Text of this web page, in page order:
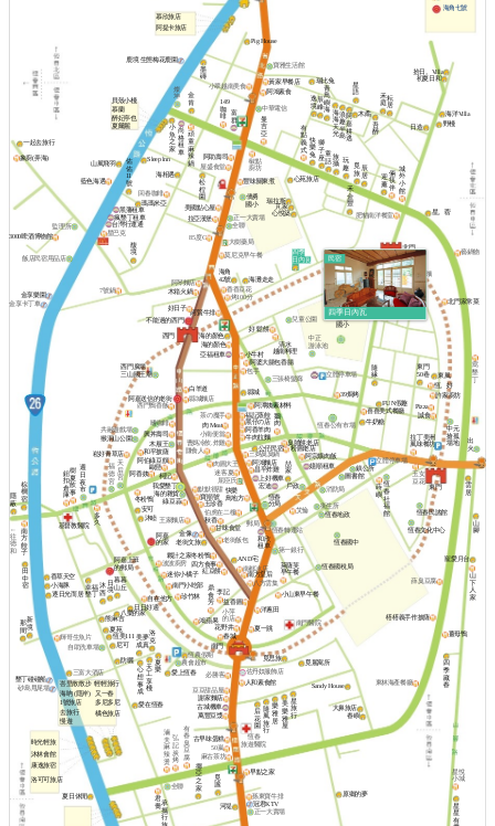
民宿
四季日內瓦
海角七號
中華電信
富
群
149
咖
啡
燦
坤
尚
格
租
車
慕蘭
美國點心屋
薑母鴨
拉亞漢堡
85度C
瑪瑪米亞
黑藩租車
木箱火鍋
山風飛羽
藍色海遇
監理所
初夏日和
僑勇
國小
正一大賣場
全聯
莫尼克早午餐
四季
日內瓦
不能過的西門
北門戰車
北門
西門
海的顏色
海的顏色
亞福租車
兒童公園 恆春
國小
中正
游泳池
清水
越南料理
小牛村
阿賢牛排
包手
縣城
立體停車場
39焗烤
恆春公有市場
福記蒸餃
黑仔の店
阿香羊肉
阿鴻麵店
宏迪 戶政
恆春
分局
東門
50巷 東風
中元
搶孤
場地
出
火
東門
星
星
有
鎮公所
圖書館
消防局
衛生所
恆春地政
艾倫
恆春國中
恆春轉運站
恆春國稅局
小山東早午餐
第一銀行
南門醫院
白羊道
屈臣氏
秋香
和欣
租車
老街飯包
南方皇后
西門廣場
三山國王廟
阿嘉送信的老街
木屐王
阿伯綠豆饌
天
后
宮
週
日
夜
市
基督教醫院
幸福
墾丁
阿嘉上班
的郵局
阿嘉
的家
柯記
我愛墾丁
綠豆蒜
王家麵店
金像
夥計之家冬粉鴨
珍竹林
李記
鴻蘋果
海相遇
郵局
南都冰店
農會超市
恆農假期
南門
佐丹奴服飾店
人和素食館
豆豆甜品屋
謝家麵店
古城機車
萬豐豆漿
恆春
旅遊醫院
豐味關東煮
古早味蛋糕
全聯
砂島甩尾場
夏日休閒
河堤
冠君KTV
正一大賣場
原鄉的夢
50嵐
城
外
小
館
君
喬
1號旅店
美夢
成真
粉圓老店
臭脯餅老店
星
旅
行
樂
雅
居
歐戀
墨
磚
鹿境 生態梅花鹿園
瘋墾丁租車
好日子
夏苑
輕輕旅行
愛上恆春
野棧
慢遊
3000啤酒博物館
沐睦
北門家常菜
Zero+
時光輕旅
崧好青草店
墾丁碰碰船
覓思旅
去旅行
迎
薰
沐林會館
四
季
藏
春
寶順號
玉珍香
快樂
鳥地方
阿婆大腸包香腸
南
方
餃
子
益香圓
承
攜
行
田
中
宿
花野井
佑
佑
11
號
公仔民宿
黃家早餐店
早點之家
夏一跳
洋蔥田
恆。好
阿潭姨素材料
多
久
恆美111
冬粉鴨
牛肉拉麵
天
工
享
棧
夏
樂
心
想
事
成
南門小吃部
象廚(弄海)
自在他方
防曬
日造
逐日光而居
興丼壽司
阿鴻素食
愛在恆春
多尼多尼
上好機車
隨
風
旅
行
拾日。Villa
台灣行運通
迷你小橘子
寶雅生活館
鈕
扣
倉
庫
波波廚房
茶の魔手
曹媽冷飲.炸雞
貝殼小棧
樹
夏
飲
事
默默很甜
鼎
食
芳
昌平炸雞
海的雜貨
洛
克
棕
櫚
宿
隨
緣
安可
Pizza
大鼻旅店
牛奶糖
金
肯
Pig House
美
樂
雅
屋
拉丁美洲
風味餐坊
瑞比兔
康逸旅宿
一起去旅行
星巴克
誠食
星悅
小城
尼可
迷客夏
FUN假趣
旅
攝
夏爾麗
甘味食堂
榙榙義手作披薩
海灘走走
四方食事
小
魚
之
家
耘
居
慕欣旅店
吾
醉
禾
庭
Sandy House
覓麗寓所
芃家
童
話
獅
子
座 玩
趣
快
樂
兔
辰
居
心悅築
海
海
天
光
老街文旅
立體停車場
洛可可旅店
曾家牛肉麵
小翠越南美食
三張椅髮廊
屋盛食堂
7號鍋
大樹藥局
共融遊戲場
猴洞山公園
自助洗車場
玉女
豆花
春城
小海豚
頑
童
麻
辣
鍋
許家廚坊
隱
蔽
←
往
德
和
倆
筷
伴
森淼旅宿
馥
境
飯店民宿用品店
阿琴麵店
山
下
人
家
三富大酒店
阿助壽司
嗜咖啡
肥貓南洋餐室
窩
墾
丁
小萍
的店
肉圓大王
三媽臭臭鍋
縣城麵店
阿提卡旅店
海洋Villa
浪
趣
半
島
瑞拉斯
辰
峰
小南便當
東林海產餐廳
覓
謐
蒔
嶼
恆
春
社
福
館
逸
境
山
腳
好 鬆餅
峇里散散步
星。蓿
必勝客
輝哥生魚片
和平披薩
春嶼
香草天空
青
鳥
嶼
海
阿
嘉
耕
逃
木矞
心苑旅店
禾
金
豐
AND宅
Sleep lnn
松
桯
園
后
花
園
覓
旅
橘色旅店
孫東寶牛排
鵝
肉
喆
家
肉 Meat
曼
吉
亞
醉妃亭也
日日好適
八樂的家
熊麻吉
金享樂園
萊薩芙
早午餐
那
間
阿宗爌肉飯
雲
居
暮暮
山丘
日
境
沐
西
恆春民謠館
挪
亞
之
家
喜喜美式餐廳
有
點
義
式
麻古茶坊
伯虎在二樓
回春咖啡
海角
42號
寵愛月台
藝鍋物
又一春
金享卡丁車
紅豆餅
福
德
宮
海吶 (隱岸)
星
語
恆春文化中心
有
春
臭
豆
腐
弘
記
炭
烤
滷
夫
麻
辣
燙
阿香姨
椒點
廚坊
嬑順租車
新
境
薛臭豆腐
烤100分
香香豆花
賺食人
八方雲集
西門鴨香飯